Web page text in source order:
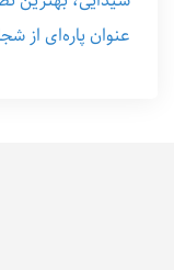
عنوان پاره‌ای از